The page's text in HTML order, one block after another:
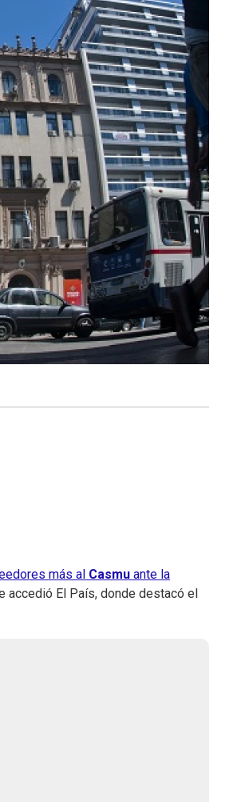
más al Casmu ante la
accedió El País, donde destacó el